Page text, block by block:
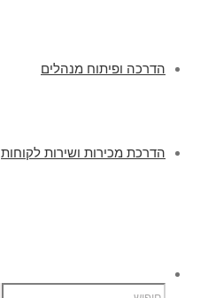
הדרכה ופיתוח מנהלים
הדרכת מכירות ושירות לקוחות